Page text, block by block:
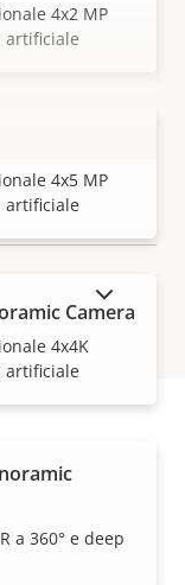
4x2 MP
artificiale
4x5 MP
artificiale
Camera
4x4K
artificiale
a 360° e deep
venduti
di fiducia.